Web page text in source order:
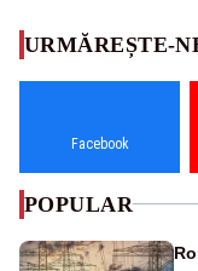
URMĂREȘTE-
Facebook
POPULAR